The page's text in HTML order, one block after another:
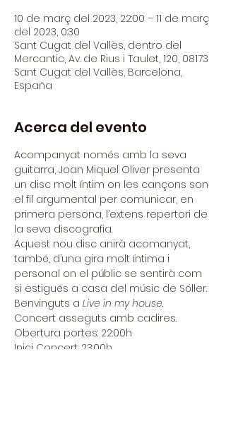
10 de març del 2023, 22:00 – 11 de març
del 2023, 0:30
Sant Cugat del Vallès, dentro del
Mercantic, Av. de Rius i Taulet, 120, 08173
Sant Cugat del Vallès, Barcelona,
España
Acerca del evento
Acompanyat només amb la seva
guitarra, Joan Miquel Oliver presenta
un disc molt íntim on les cançons son
el fil argumental per comunicar, en
primera persona, l’extens repertori de
la seva discografia.
Aquest nou disc anirà acomanyat,
també, d’una gira molt íntima i
personal on el públic se sentirà com
si estigués a casa del músic de Sóller.
Benvinguts a Live in my house.
Concert asseguts amb cadires.
Obertura portes: 22:00h
Inici Concert: 23:00h